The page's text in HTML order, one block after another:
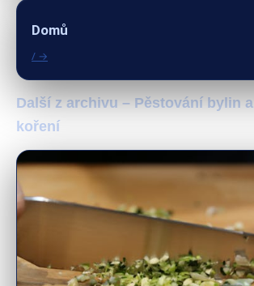
Domů
/ →
Další z archivu – Pěstování bylin a
koření